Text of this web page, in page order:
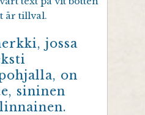
jossa
on
sininen